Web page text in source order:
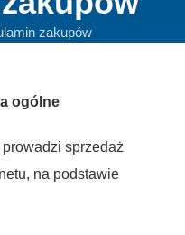
zakupów
ogólne
sprzedaż
na podstawie